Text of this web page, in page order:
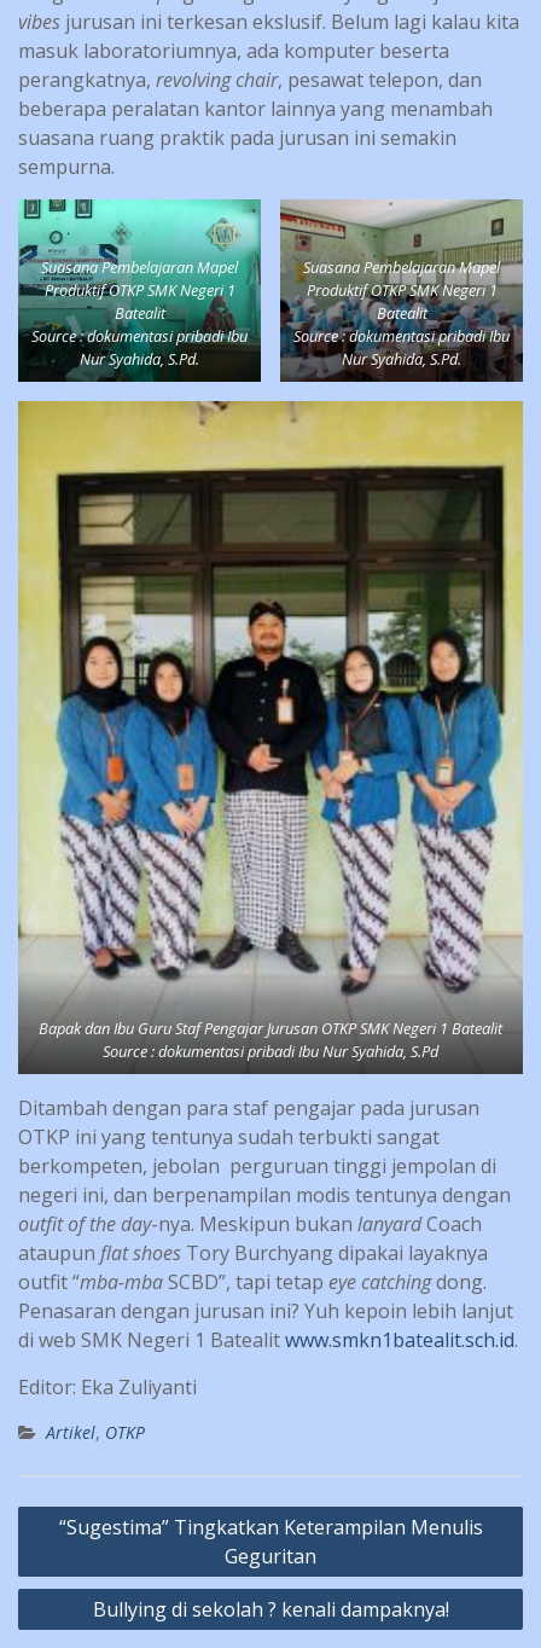
vibes jurusan ini terkesan ekslusif. Belum lagi kalau kita
masuk laboratoriumnya, ada komputer beserta
perangkatnya, revolving chair, pesawat telepon, dan
beberapa peralatan kantor lainnya yang menambah
suasana ruang praktik pada jurusan ini semakin
sempurna.
Suasana Pembelajaran Mapel
Produktif OTKP SMK Negeri 1
Batealit
Source : dokumentasi pribadi Ibu
Nur Syahida, S.Pd.
Suasana Pembelajaran Mapel
Produktif OTKP SMK Negeri 1
Batealit
Source : dokumentasi pribadi Ibu
Nur Syahida, S.Pd.
Bapak dan Ibu Guru Staf Pengajar Jurusan OTKP SMK Negeri 1 Batealit
Source : dokumentasi pribadi Ibu Nur Syahida, S.Pd
Ditambah dengan para staf pengajar pada jurusan
OTKP ini yang tentunya sudah terbukti sangat
berkompeten, jebolan perguruan tinggi jempolan di
negeri ini, dan berpenampilan modis tentunya dengan
outfit of the day-nya. Meskipun bukan lanyardCoach
ataupun flat shoes Tory Burchyang dipakai layaknya
outfit “mba-mbaSCBD”, tapi tetap eye catchingdong.
Penasaran dengan jurusan ini? Yuh kepoin lebih lanjut
di web SMK Negeri 1 Batealitwww.smkn1batealit.sch.id.
Editor: Eka Zuliyanti
Artikel, OTKP
Post
navigation
“Sugestima” Tingkatkan Keterampilan Menulis
Geguritan
Bullying di sekolah ? kenali dampaknya!